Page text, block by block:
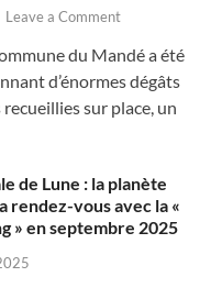
Leave a Comment
du Mandé a été
d’énormes dégâts
sur place, un
de Lune : la planète
rendez-vous avec la «
» en septembre 2025